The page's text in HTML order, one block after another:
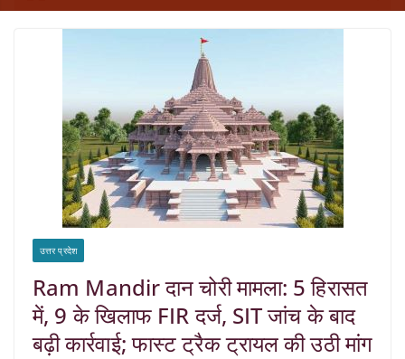
उत्तर प्रदेश
Ram Mandir दान चोरी मामला: 5 हिरासत
में, 9 के खिलाफ FIR दर्ज, SIT जांच के बाद
बढ़ी कार्रवाई; फास्ट ट्रैक ट्रायल की उठी मांग